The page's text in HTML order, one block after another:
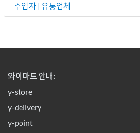
수입자 | 유통업체
와이마트 안내:
y-store
y-delivery
y-point